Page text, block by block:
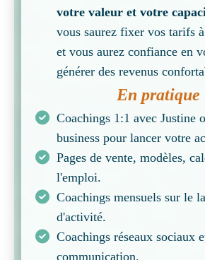
votre valeur et votre
vous saurez fixer vos tarifs
et vous aurez confiance en
générer des revenus
En pratique
Coachings 1:1 avec Justine
business pour lancer votre
Pages de vente, modèles,
l'emploi.
Coachings mensuels sur le
d'activité.
Coachings réseaux sociaux
communication.